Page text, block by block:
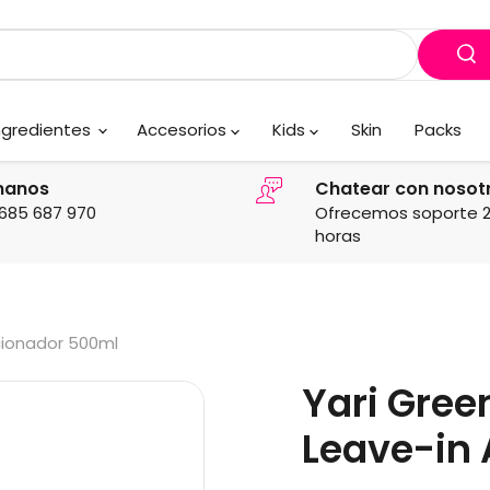
Accesorios Kids Skin Packs
687 970
Chatear con
Ofrecemos soporte
horas
500ml
Yari
Leave-in